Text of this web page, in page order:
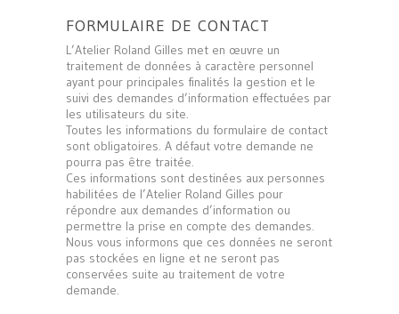
FORMULAIRE DE CONTACT
L’Atelier Roland Gilles met en œuvre un
traitement de données à caractère personnel
ayant pour principales finalités la gestion et le
suivi des demandes d’information effectuées par
les utilisateurs du site.
Toutes les informations du formulaire de contact
sont obligatoires. A défaut votre demande ne
pourra pas être traitée.
Ces informations sont destinées aux personnes
habilitées de l’Atelier Roland Gilles pour
répondre aux demandes d’information ou
permettre la prise en compte des demandes.
Nous vous informons que ces données ne seront
pas stockées en ligne et ne seront pas
conservées suite au traitement de votre
demande.